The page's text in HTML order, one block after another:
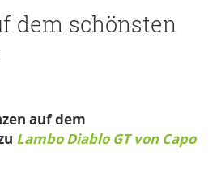
dem schönsten
auf dem
Lambo Diablo GT von Capo